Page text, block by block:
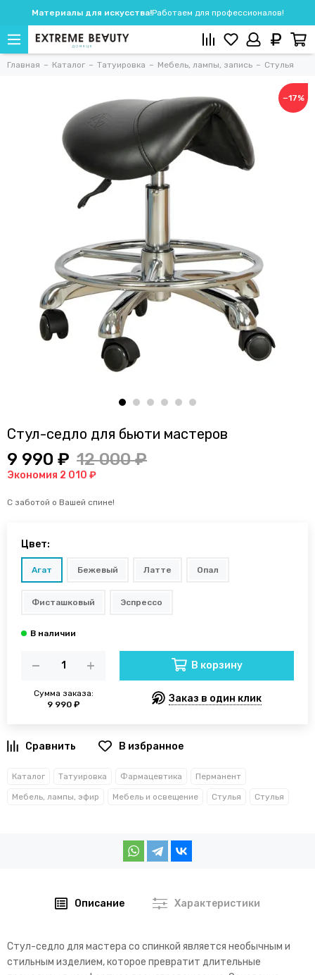
Материалы для искусства!Работаем для профессионалов!
Главная Каталог Татуировка Мебель, лампы, запись Стулья
−17%
Стул-седло для бьюти мастеров
9 990 ₽ 12 000 ₽
Экономия 2 010 ₽
С заботой о Вашей спине!
Цвет:
Агат Бежевый Латте Опал
Фисташковый Эспрессо
Сумма заказа:
9 990 ₽
В корзину
Заказ в один клик
В избранное
Каталог Татуировка Фармацевтика Перманент
Мебель, лампы, эфир Мебель и освещение Стулья Стулья
Описание Характеристики
Стул-седло для мастера со спинкой является необычным и
стильным изделием, которое превратит длительные